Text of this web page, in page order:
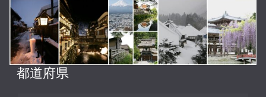
都道府県